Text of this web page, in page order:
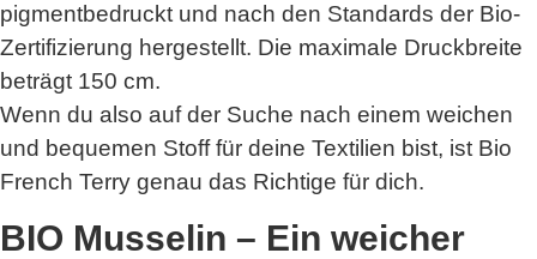
pigmentbedruckt und nach den Standards der Bio-
Zertifizierung hergestellt. Die maximale Druckbreite
beträgt 150 cm.
Wenn du also auf der Suche nach einem weichen
und bequemen Stoff für deine Textilien bist, ist Bio
French Terry genau das Richtige für dich.
BIO Musselin – Ein weicher